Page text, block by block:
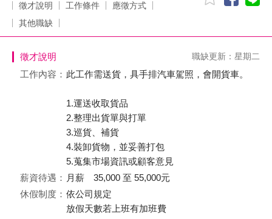
徵才說明 工作條件
應徵方式
其他職缺
徵才說明 職缺更新：星期二
工作內容： 此工作需送貨，具手排汽車駕照，會開貨車。
1.運送收取貨品
2.整理出貨單與打單
3.巡貨、補貨
4.裝卸貨物，並妥善打包
5.蒐集市場資訊或顧客意見
薪資待遇： 月薪 35,000 至 55,000元
休假制度： 依公司規定
放假天數若上班有加班費